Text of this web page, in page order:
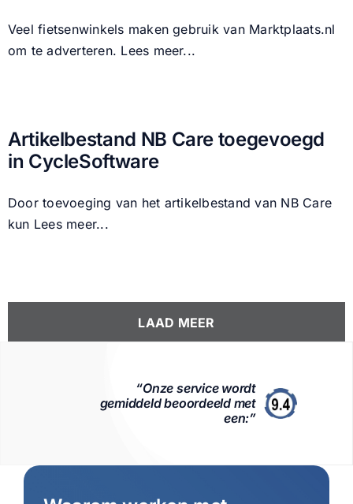
Veel fietsenwinkels maken gebruik van Marktplaats.nl
om te adverteren. Lees meer...
Artikelbestand NB Care toegevoegd
in CycleSoftware
Door toevoeging van het artikelbestand van NB Care
kun Lees meer...
LAAD MEER
“Onze service wordt
gemiddeld beoordeeld met
een:”